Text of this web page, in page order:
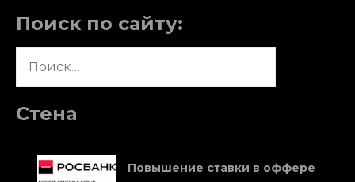
Поиск по сайту:
Стена
Повышение ставки в оффере